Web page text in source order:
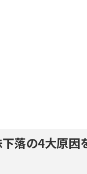
落の4大原因